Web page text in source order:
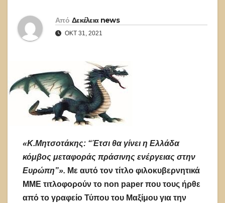
Από Δεκέλεια news
ΟΚΤ 31, 2021
«Κ.Μητσοτάκης: “Έτσι θα γίνει η Ελλάδα
κόμβος μεταφοράς πράσινης ενέργειας στην
Ευρώπη”». Με αυτό τον τίτλο φιλοκυβερνητικά
ΜΜΕ τιτλοφορούν το non paper που τους ήρθε
από το γραφείο Τύπου του Μαξίμου για την